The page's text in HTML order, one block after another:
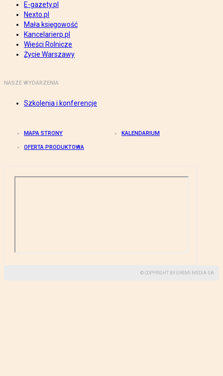
E-gazety.pl
Nexto.pl
Mała księgowość
Kancelarierp.pl
Wieści Rolnicze
Życie Warszawy
NASZE WYDARZENIA
Szkolenia i konferencje
MAPA STRONY KALENDARIUM
OFERTA PRODUKTOWA
© COPYRIGHT BY GREMI MEDIA SA